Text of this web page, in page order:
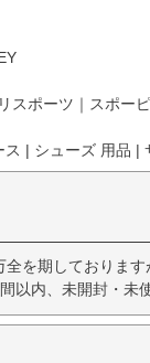
スポーツ｜スポー
ス | シューズ 用品
を期しておりま
以内、未開封・未